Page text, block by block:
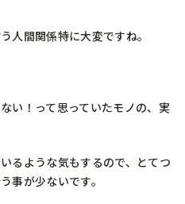
人間関係特に大変ですね。
い！って思っていたモノの、実
るような気もするので、とてつ
事が少ないです。